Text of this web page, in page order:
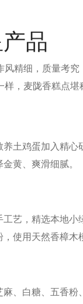
品
风精细，质量考
，麦陇香糕点堪
养土鸡蛋加入精心
黄、爽滑细腻。
工艺，精选本地小
使用天然香樟木
麻、白糖、五香粉